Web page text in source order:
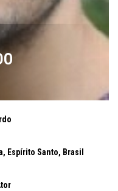
Espírito Santo, Brasil